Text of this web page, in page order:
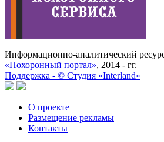
Информационно-аналитический
«Похоронный портал», 2014 - гг.
Поддержка - © Cтудия «Interland»
О проекте
Размещение рекламы
Контакты